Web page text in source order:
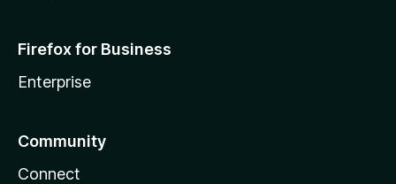
Firefox for Business
Enterprise
Community
Connect